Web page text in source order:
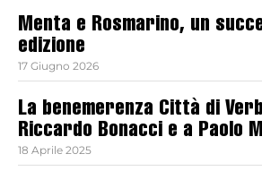
Menta e Rosmarino, un
edizione
17 Giugno 2026
La benemerenza Città di
Riccardo Bonacci e a Paolo
18 Aprile 2025